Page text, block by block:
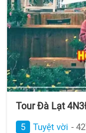
Tour Đà Lạt
5 Tuyệt vời -